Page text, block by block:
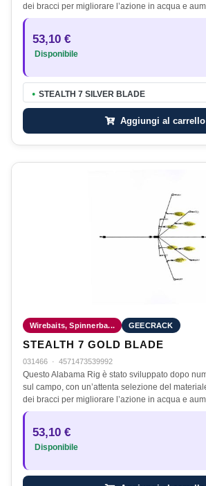
dei bracci per migliorare l’azione in acqua e
53,10 €
Disponibile
● STEALTH 7 SILVER BLADE
Aggiungi al carrello
Wirebaits, Spinnerba... GEECRACK
STEALTH 7 GOLD BLADE
031466 · 4571473539992
Questo Alabama Rig è stato sviluppato dopo
sul campo, con un’attenta selezione del
dei bracci per migliorare l’azione in acqua e
53,10 €
Disponibile